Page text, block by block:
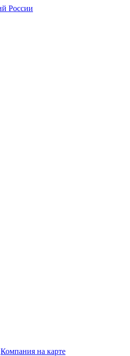
Компания на карте